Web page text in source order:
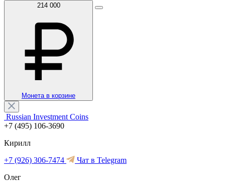
214 000
Монета в корзине
Russian Investment Coins
+7 (495) 106-3690
Кирилл
+7 (926) 306-7474
Чат в Telegram
Олег